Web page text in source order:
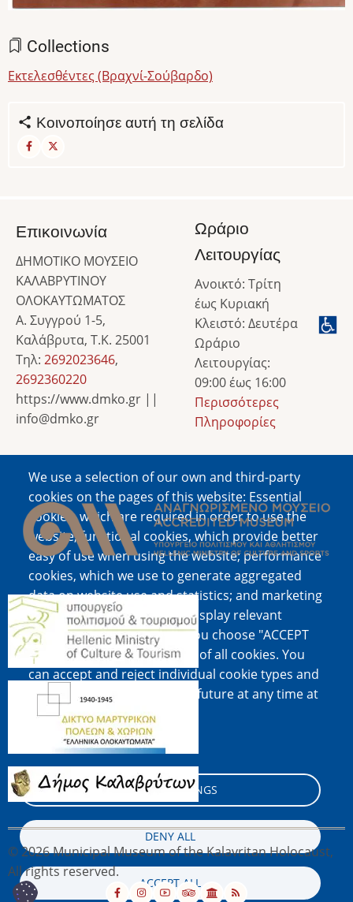
Collections
Εκτελεσθέντες (Βραχνί-Σούβαρδο)
Κοινοποίησε αυτή τη σελίδα
We use a selection of our own and third-party
cookies on the pages of this website: Essential
cookies, which are required in order to use the
website; functional cookies, which provide better
easy of use when using the website; performance
cookies, which we use to generate aggregated
data on website use and statistics; and marketing
cookies, which are used to display relevant
content and advertising. If you choose "ACCEPT
ALL", you consent to the use of all cookies. You
can accept and reject individual cookie types and
revoke your consent for the future at any time at
"Settings".
Cookie documentation
COOKIE SETTINGS
DENY ALL
ACCEPT ALL
Επικοινωνία
ΔΗΜΟΤΙΚΟ ΜΟΥΣΕΙΟ
ΚΑΛΑΒΡΥΤΙΝΟΥ
ΟΛΟΚΑΥΤΩΜΑΤΟΣ
Α. Συγγρού 1-5,
Καλάβρυτα, Τ.Κ. 25001
Τηλ: 2692023646,
2692360220
https://www.dmko.gr ||
info@dmko.gr
Ωράριο
Λειτουργίας
Ανοικτό: Τρίτη
έως Κυριακή
Κλειστό: Δευτέρα
Ωράριο
Λειτουργίας:
09:00 έως 16:00
Περισσότερες
Πληροφορίες
Image
Image
Image
Image
© 2026 Municipal Museum of the Kalavritan Holocaust,
All rights reserved.